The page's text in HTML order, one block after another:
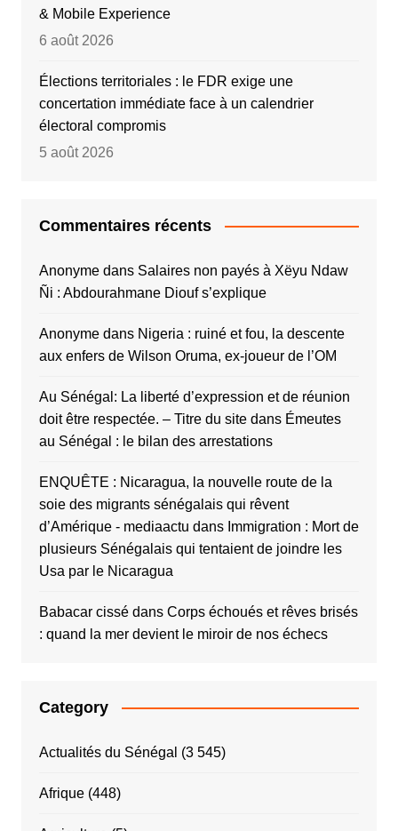
& Mobile Experience
6 août 2026
Élections territoriales : le FDR exige une
concertation immédiate face à un calendrier
électoral compromis
5 août 2026
Commentaires récents
Anonymedans Salaires non payés à Xëyu Ndaw
Ñi : Abdourahmane Diouf s’explique
Anonymedans Nigeria : ruiné et fou, la descente
aux enfers de Wilson Oruma, ex-joueur de l’OM
Au Sénégal: La liberté d’expression et de réunion
doit être respectée. – Titre du sitedans Émeutes
au Sénégal : le bilan des arrestations
ENQUÊTE : Nicaragua, la nouvelle route de la
soie des migrants sénégalais qui rêvent
d’Amérique - mediaactu dans Immigration : Mort de
plusieurs Sénégalais qui tentaient de joindre les
Usa par le Nicaragua
Babacar cissédans Corps échoués et rêves brisés
: quand la mer devient le miroir de nos échecs
Category
Actualités du Sénégal (3 545)
Afrique(448)